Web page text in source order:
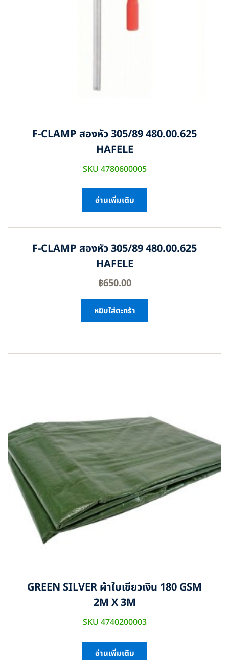
F-CLAMP สองหัว 305/89 480.00.625
HAFELE
SKU 4780600005
อ่านเพิ่มเติม
F-CLAMP สองหัว 305/89 480.00.625
HAFELE
฿650.00
หยิบใส่ตะกร้า
GREEN SILVER ผ้าใบเขียวเงิน 180 GSM
2M X 3M
SKU 4740200003
อ่านเพิ่มเติม